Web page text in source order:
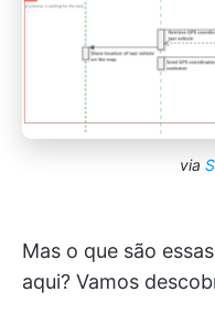
via
Mas o que são
aqui? Vamos